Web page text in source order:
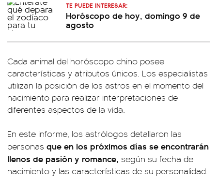
TE PUEDE INTERESAR:
Horóscopo de hoy, domingo 9 de
agosto
Cada animal del horóscopo chino posee
características y atributos únicos. Los especialistas
utilizan la posición de los astros en el momento del
nacimiento para realizar interpretaciones de
diferentes aspectos de la vida.
En este informe, los astrólogos detallaron las
personas que en los próximos días se encontrarán
llenos de pasión y romance, según su fecha de
nacimiento y las características de su personalidad.